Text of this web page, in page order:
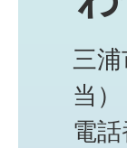
三
当）
電